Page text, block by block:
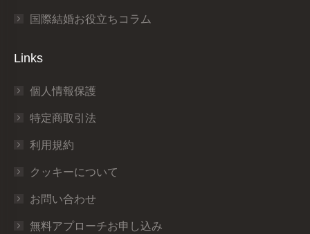
国際結婚お役立ちコラム
Links
個人情報保護
特定商取引法
利用規約
クッキーについて
お問い合わせ
無料アプローチお申し込み